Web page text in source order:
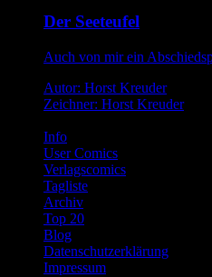
Der Seeteufel
Auch von mir ein
Autor: Horst Kreuder
Zeichner: Horst Kreuder
Info
User Comics
Verlagscomics
Tagliste
Archiv
Top 20
Blog
Datenschutzerklärung
Impressum